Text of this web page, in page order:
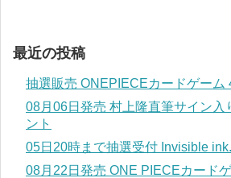
最近の投稿
抽選販売 ONEPIECEカードゲーム
08月06日発売 村上隆直筆サイン入
ント
05日20時まで抽選受付 Invisible
08月22日発売 ONE PIECEカード